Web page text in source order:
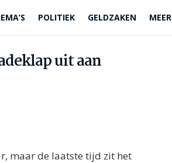
POLITIEK GELDZAKEN MEER
uit aan
maar de laatste tijd zit het